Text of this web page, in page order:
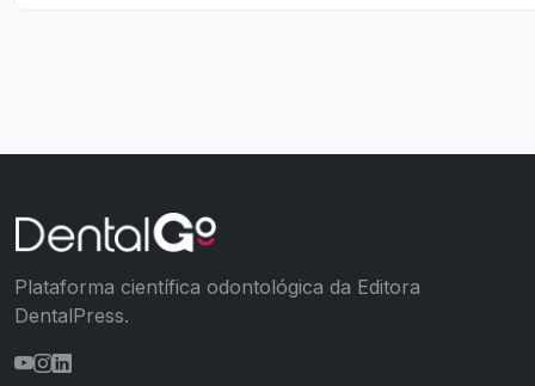
Plataforma científica odontológica da Editora
DentalPress.